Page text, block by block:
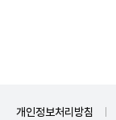
개인정보처리방침